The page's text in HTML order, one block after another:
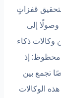
ذكاء
إذ
بين